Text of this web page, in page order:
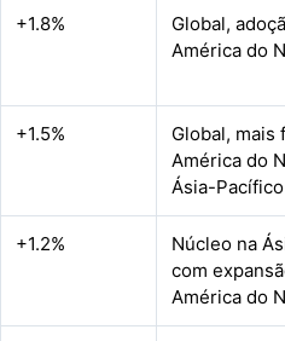
+1.8%
Global,
América do
+1.5%
Global, mais
América do
Ásia-Pacífico
+1.2%
Núcleo na
com
América do